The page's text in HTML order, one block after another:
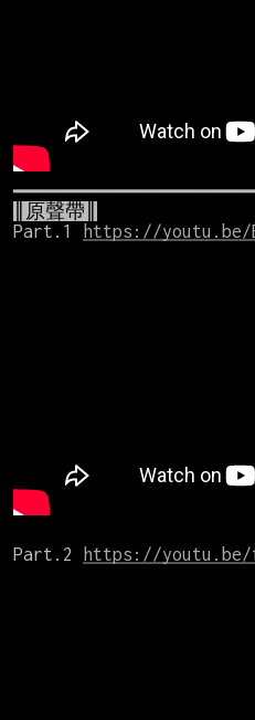
║原聲帶║
Part.1
https://youtu.be/
Part.2 https://youtu.be/